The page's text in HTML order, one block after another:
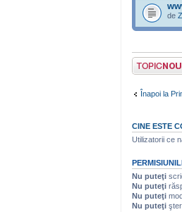
de
Scrie un subiect
nou
Înapoi la
CINE ESTE
Utilizatorii ce
Nu puteţi
Nu puteţi
Nu puteţi
Nu puteţi